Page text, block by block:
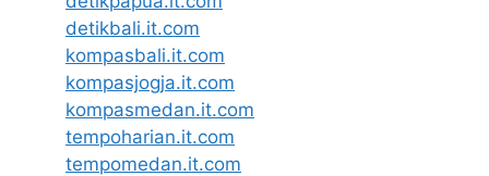
detikbali.it.com
kompasbali.it.com
kompasjogja.it.com
kompasmedan.it.com
tempoharian.it.com
tempomedan.it.com